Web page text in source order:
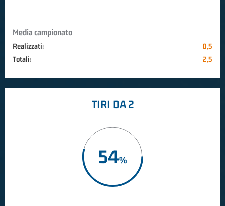
Media campionato
Realizzati:
0,5
Totali:
2,5
TIRI DA 2
54